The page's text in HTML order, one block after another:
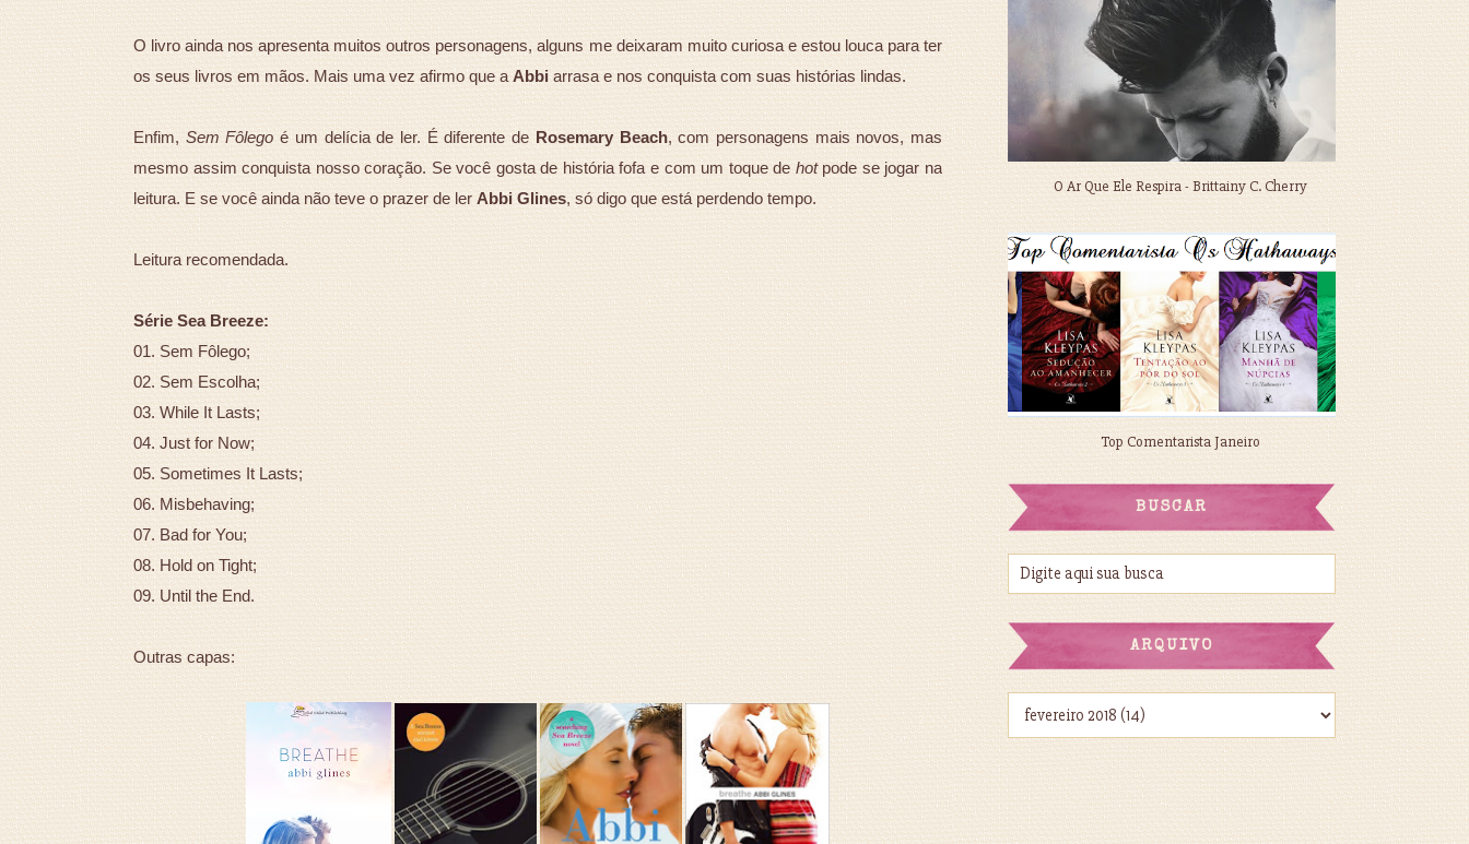
O livro ainda nos apresenta muitos outros personagens, alguns me deixaram muito curiosa e estou louca para ter
os seus livros em mãos. Mais uma vez afirmo que a Abbiarrasa e nos conquista com suas histórias lindas.
Enfim,Sem Fôlegoé um delícia de ler. É diferente de Rosemary Beach, com personagens mais novos, mas
mesmo assim conquista nosso coração. Se você gosta de história fofa e com um toque dehotpode se jogar na
leitura. E se você ainda não teve o prazer de ler Abbi Glines, só digo que está perdendo tempo.
Leitura recomendada.
Série Sea Breeze:
01. Sem Fôlego;
02. Sem Escolha;
03. While It Lasts;
04. Just for Now;
05. Sometimes It Lasts;
06. Misbehaving;
07. Bad for You;
08. Hold on Tight;
09. Until the End.
Outras capas:
O Ar Que Ele Respira - Brittainy C. Cherry
Top Comentarista Janeiro
BUSCAR
ARQUIVO